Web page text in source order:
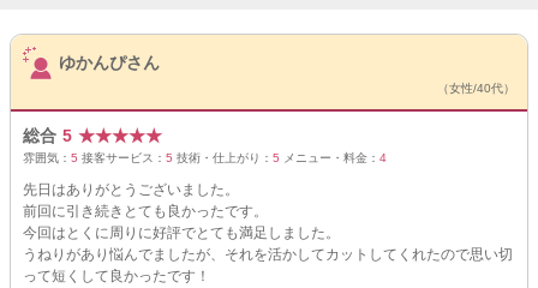
サロンPick Up
ゆかんぴさん
（女性/40代）
総合 5 ★★★★★
雰囲気： 5 接客サービス： 5 技術・仕上がり： 5 メニュー・料金： 4
先日はありがとうございました。
前回に引き続きとても良かったです。
今回はとくに周りに好評でとても満足しました。
うねりがあり悩んでましたが、それを活かしてカットしてくれたので思い切
って短くして良かったです！